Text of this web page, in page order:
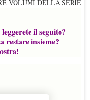
VOLUMI DELLA SERIE
il seguito?
restare insieme?